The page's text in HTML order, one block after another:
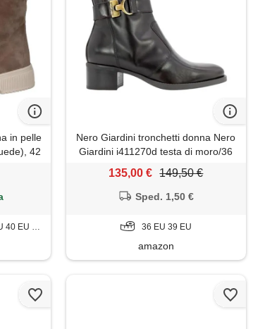
in pelle
42
EU 42 EU
Nero Giardini tronchetti donna Nero
Giardini i411270d testa di moro/36
135,00 € 149,50 €
Sped. 1,50 €
36 EU 39 EU
amazon